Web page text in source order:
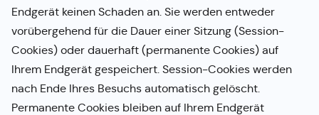
Endgerät keinen Schaden an. Sie werden entweder
vorübergehend für die Dauer einer Sitzung (Session-
Cookies) oder dauerhaft (permanente Cookies) auf
Ihrem Endgerät gespeichert. Session-Cookies werden
nach Ende Ihres Besuchs automatisch gelöscht.
Permanente Cookies bleiben auf Ihrem Endgerät